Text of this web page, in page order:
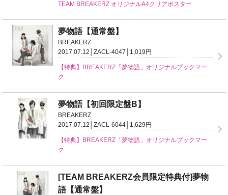
TEAM BREAKERZ オリジナルA4クリアポスター
夢物語【通常盤】
BREAKERZ
2017.07.12│ZACL-4047│1,019円
【特典】BREAKERZ「夢物語」オリジナルブックマー
ク
夢物語【初回限定盤B】
BREAKERZ
2017.07.12│ZACL-6044│1,629円
【特典】BREAKERZ「夢物語」オリジナルブックマー
ク
[TEAM BREAKERZ会員限定特典付]夢物
語【通常盤】